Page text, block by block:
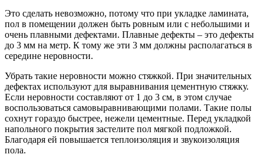
Это сделать невозможно, потому что при укладке ламината,
пол в помещении должен быть ровным или с небольшими и
очень плавными дефектами. Плавные дефекты – это дефекты
до 3 мм на метр. К тому же эти 3 мм должны располагаться в
середине неровности.
Убрать такие неровности можно стяжкой. При значительных
дефектах используют для выравнивания цементную стяжку.
Если неровности составляют от 1 до 3 см, в этом случае
воспользоваться самовыравнивающими полами. Такие полы
сохнут гораздо быстрее, нежели цементные. Перед укладкой
напольного покрытия застелите пол мягкой подложкой.
Благодаря ей повышается теплоизоляция и звукоизоляция
пола.